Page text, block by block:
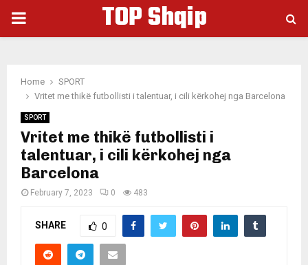
PRIMARY
TOP Shqip
Home
SPORT
Vritet me thikë futbollisti i talentuar, i cili kërkohej nga Barcelona
SPORT
Vritet me thikë futbollisti i
talentuar, i cili kërkohej nga
Barcelona
February 7, 2023 0 483
SHARE 0